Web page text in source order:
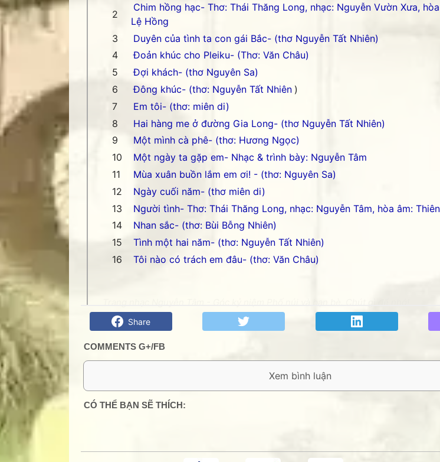
Chim hồng hạc- Thơ: Thái Thăng Long, nhạc: Nguyễn Vườn Xưa,
Lệ Hồng
Duyên của tình ta con gái Bắc- (thơ Nguyễn Tất Nhiên)
Đoản khúc cho Pleiku- (Thơ: Văn Châu)
Đợi khách- (thơ Nguyên Sa)
Đông khúc- (thơ: Nguyễn Tất Nhiên )
Em tôi- (thơ: miên di)
Hai hàng me ở đường Gia Long- (thơ Nguyễn Tất Nhiên)
Một mình cà phê- (thơ: Hương Ngọc)
Một ngày ta gặp em- Nhạc & trình bày: Nguyễn Tâm
Mùa xuân buồn lắm em ơi! - (thơ: Nguyên Sa)
Ngày cuối năm- (thơ miên di)
Người tình- Thơ: Thái Thăng Long, nhạc: Nguyễn Tâm, hòa âm:
Nhan sắc- (thơ: Bùi Bỗng Nhiên)
Tình một hai năm- (thơ: Nguyễn Tất Nhiên)
Tôi nào có trách em đâu- (thơ: Văn Châu)
Share
COMMENTS G+/FB
0 Comment:
CÓ THỂ BẠN SẼ THÍCH: